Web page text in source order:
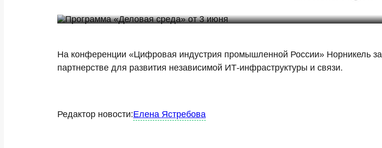
На конференции «Цифровая индустрия промышленной России» Норникель
партнерстве для развития независимой ИТ-инфраструктуры и связи.
Редактор новости:Елена Ястребова